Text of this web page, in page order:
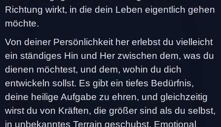
Richtung wirkt, in die dein Leben eigentlich gehen
möchte.
Von deiner Persönlichkeit her erlebst du vielleicht
ein ständiges Hin und Her zwischen dem, was du
dienen möchtest, und dem, wohin du dich
entwickeln sollst. Es gibt ein tiefes Bedürfnis,
deine heilige Aufgabe zu ehren, und gleichzeitig
wirst du von Kräften, die größer sind als du selbst,
in unbekanntes Terrain geschubst. Emotional